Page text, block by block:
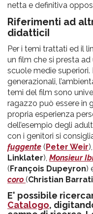
netta e definitiva
Riferimenti ad
didatticiI
Per i temi trattati ed il
un film che si presta
scuole medie
generazionali,
temi del film sono
ragazzo può essere in
propria esperienza
dell’esempio degli
con i genitori si
fuggente (Peter Weir),
Linklater), Monsieur
(François Dupeyron)
coro (Christian
E' possibile
Catalogo,